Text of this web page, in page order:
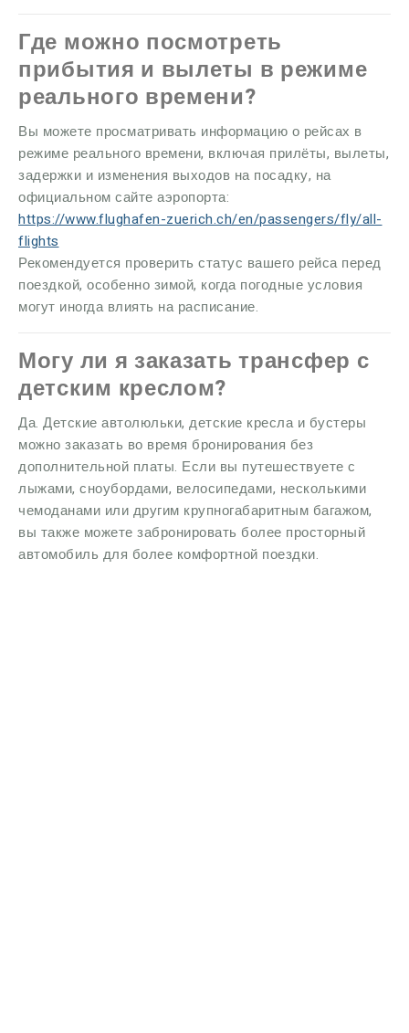
Где можно посмотреть
прибытия и вылеты в режиме
реального времени?
Вы можете просматривать информацию о рейсах в
режиме реального времени, включая прилёты, вылеты,
задержки и изменения выходов на посадку, на
официальном сайте аэропорта:
https://www.flughafen-zuerich.ch/en/passengers/fly/all-
flights
Рекомендуется проверить статус вашего рейса перед
поездкой, особенно зимой, когда погодные условия
могут иногда влиять на расписание.
Могу ли я заказать трансфер с
детским креслом?
Да. Детские автолюльки, детские кресла и бустеры
можно заказать во время бронирования без
дополнительной платы. Если вы путешествуете с
лыжами, сноубордами, велосипедами, несколькими
чемоданами или другим крупногабаритным багажом,
вы также можете забронировать более просторный
автомобиль для более комфортной поездки.